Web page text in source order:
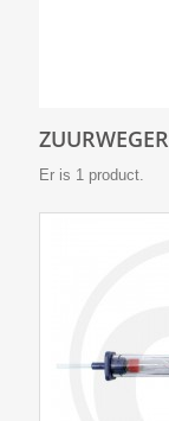
ZUURWEGER
Er is 1 product.